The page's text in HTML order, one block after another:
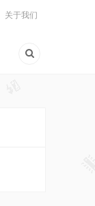
关于我们